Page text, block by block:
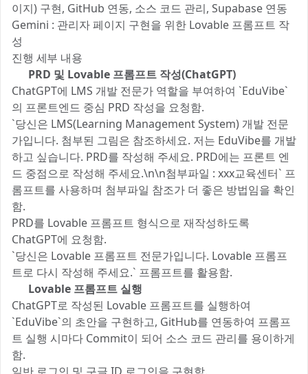
이지) 구현, GitHub 연동, 소스 코드 관리, Supabase 연동
Gemini : 관리자 페이지 구현을 위한 Lovable 프롬프트 작
성
진행 세부 내용 🔍
PRD 및 Lovable 프롬프트 작성(ChatGPT)
ChatGPT에 LMS 개발 전문가 역할을 부여하여 `EduVibe`
의 프론트엔드 중심 PRD 작성을 요청함.
`당신은 LMS(Learning Management System) 개발 전문
가입니다. 첨부된 그림은 참조하세요. 저는 EduVibe를 개발
하고 싶습니다. PRD를 작성해 주세요. PRD에는 프론트 엔
드 중점으로 작성해 주세요.\n\n첨부파일 : xxx교육센터` 프
롬프트를 사용하며 첨부파일 참조가 더 좋은 방법임을 확인
함.
PRD를 Lovable 프롬프트 형식으로 재작성하도록
ChatGPT에 요청함.
`당신은 Lovable 프롬프트 전문가입니다. Lovable 프롬프
트로 다시 작성해 주세요.` 프롬프트를 활용함.
Lovable 프롬프트 실행
ChatGPT로 작성된 Lovable 프롬프트를 실행하여
`EduVibe`의 초안을 구현하고, GitHub를 연동하여 프롬프
트 실행 시마다 Commit이 되어 소스 코드 관리를 용이하게
함.